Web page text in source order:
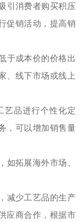
引消费者购买积压
促销活动，提高销
于成本价的价格出
、线下市场或线上
艺品进行个性化定
，可以增加销售量
如拓展海外市场、
减少工艺品的生产
应商合作，根据市